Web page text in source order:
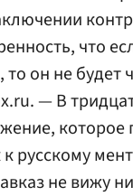
что
то он не будет
— В
которое
русскому
не вижу